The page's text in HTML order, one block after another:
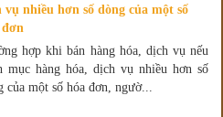
vụ nhiều hơn số dòng của một số
đơn
hợp khi bán hàng hóa, dịch vụ nếu
mục hàng hóa, dịch vụ nhiều hơn số
của một số hóa đơn, ngườ...